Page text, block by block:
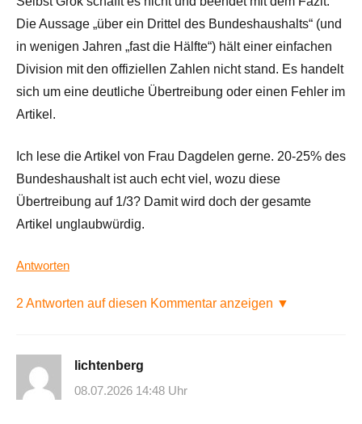
Die Aussage „über ein Drittel des Bundeshaushalts“ (und
in wenigen Jahren „fast die Hälfte“) hält einer einfachen
Division mit den offiziellen Zahlen nicht stand. Es handelt
sich um eine deutliche Übertreibung oder einen Fehler im
Artikel.
Ich lese die Artikel von Frau Dagdelen gerne. 20-25% des
Bundeshaushalt ist auch echt viel, wozu diese
Übertreibung auf 1/3? Damit wird doch der gesamte
Artikel unglaubwürdig.
Antworten
2 Antworten auf diesen Kommentar anzeigen ▼
lichtenberg
08.07.2026 14:48 Uhr